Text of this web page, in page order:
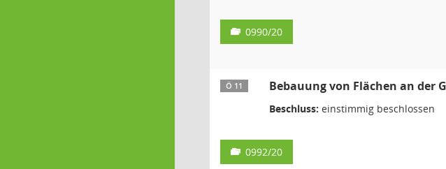
0990/20
Ö 11 Bebauung von Flächen an der
Beschluss: einstimmig beschlossen
0992/20